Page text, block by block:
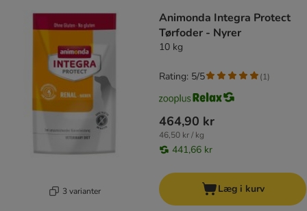
3 varianter
Animonda Integra Protect
Tørfoder - Nyrer
10 kg
464,90 kr
46,50 kr / kg
441,66 kr
Rating: 5/5 (1)
Læg i kurv